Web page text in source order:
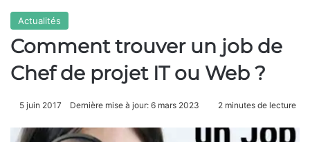
Actualités
Comment trouver un job de
Chef de projet IT ou Web ?
5 juin 2017 Dernière mise à jour: 6 mars 2023 2 minutes de lecture